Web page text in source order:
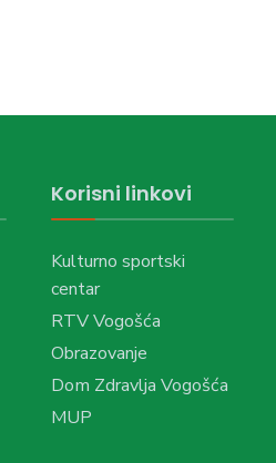
Korisni linkovi
Kulturno sportski
centar
RTV Vogošća
Obrazovanje
Dom Zdravlja Vogošća
MUP